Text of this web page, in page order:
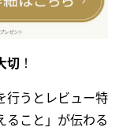
切 ！
行うとレビュー特
ること」が伝わる